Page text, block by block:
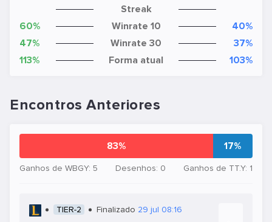
Streak
60%
Winrate 10
40%
47%
Winrate 30
37%
113%
Forma atual 103%
Encontros Anteriores
83% 17%
Ganhos de WBGY: 5 Desenhos: 0 Ganhos de TT.Y: 1
TIER-2 Finalizado 29 jul 08:16